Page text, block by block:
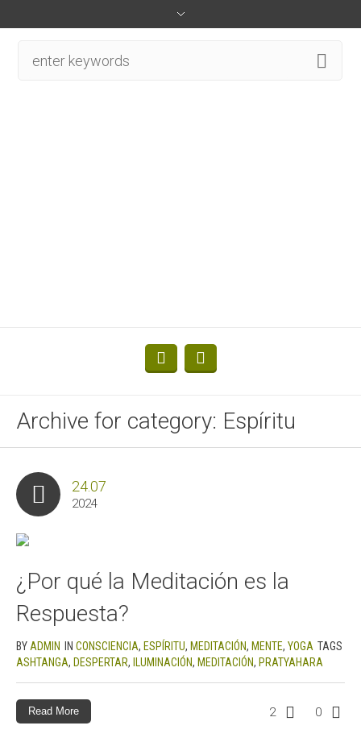
Archive for category: Espíritu
24.07
2024
¿Por qué la Meditación es la
Respuesta?
BY ADMIN IN CONSCIENCIA, ESPÍRITU, MEDITACIÓN, MENTE, YOGA TAGS
ASHTANGA, DESPERTAR, ILUMINACIÓN, MEDITACIÓN, PRATYAHARA
2 0
Read More